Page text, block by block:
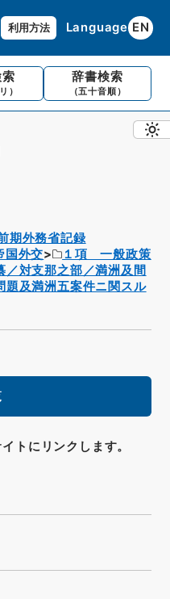
利用方法 Language EN
）
辞書検索
（五十音順）
期外務省記録
外交
１項 一般政策
対支那之部／満洲及間
題及満洲五案件ニ関スル
トにリンクします。